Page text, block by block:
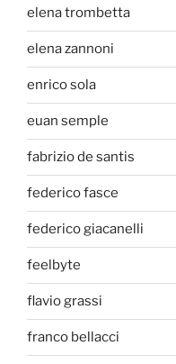
elena trombetta
elena zannoni
enrico sola
euan semple
fabrizio de santis
federico fasce
federico giacanelli
feelbyte
flavio grassi
franco bellacci